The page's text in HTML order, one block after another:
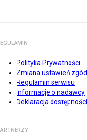
Polityka Prywatności
Zmiana ustawień zgód
Regulamin serwisu
Informacje o nadawcy
Deklaracja dostępności